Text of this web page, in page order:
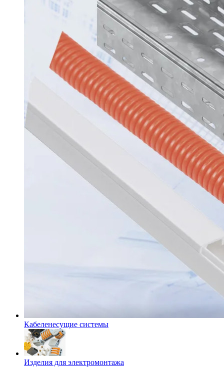
Кабеленесущие системы
Изделия для электромонтажа